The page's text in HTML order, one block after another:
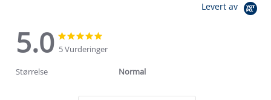
Levert av
5.0
5.0
star
rating
star
5 Vurderinger
Størrelse Normal